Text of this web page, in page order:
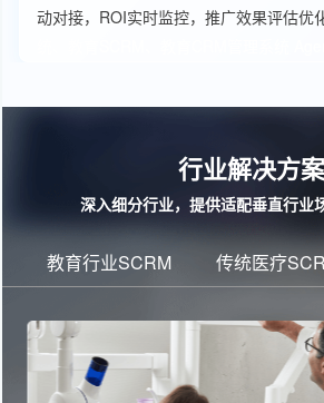
动对接，ROI实时监控，推广效果评估优化
行业解决方案
深入细分行业，提供适配垂直行业
SCRM 传统医疗SCRM 消费